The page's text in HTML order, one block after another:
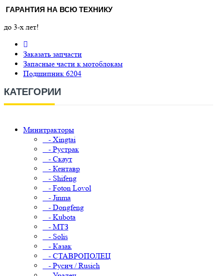
ГАРАНТИЯ НА ВСЮ ТЕХНИКУ
до 3-х лет!
Заказать запчасти
Запасные части к мотоблокам
Подшипник 6204
КАТЕГОРИИ
Минитракторы
- Xingtai
- Рустрак
- Скаут
- Кентавр
- Shifeng
- Foton Lovol
- Jinma
- Dongfeng
- Kubota
- МТЗ
- Solis
- Казак
- СТАВРОПОЛЕЦ
- Русич / Rusich